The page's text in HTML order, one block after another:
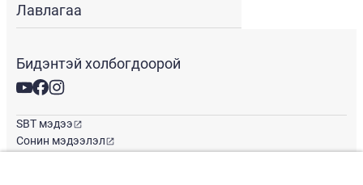
Лавлагаа
Бидэнтэй холбогдоорой
SBT мэдээ
Сонин мэдээлэл